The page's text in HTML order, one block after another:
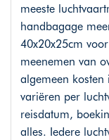
meeste
handbagage
40x20x25cm
meenemen van
algemeen kosten
variëren per
reisdatum,
alles. Iedere